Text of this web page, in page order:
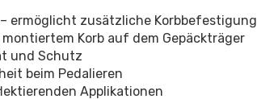
ermöglicht zusätzliche Korbbefestigung
Korb auf dem Gepäckträger
und Schutz
beim Pedalieren
Applikationen